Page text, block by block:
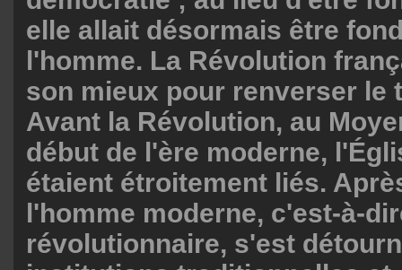
elle allait désormais être
l'homme. La Révolution
son mieux pour renverser le
Avant la Révolution, au
début de l'ère moderne,
étaient étroitement liés.
l'homme moderne, c'est-à-
révolutionnaire, s'est